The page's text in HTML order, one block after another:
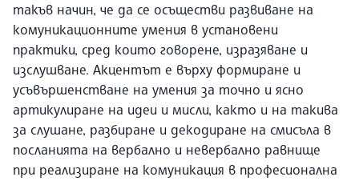
такъв начин, че да се осъществи развиване на
комуникационните умения в установени
практики, сред които говорене, изразяване и
изслушване. Акцентът е върху формиране и
усъвършенстване на умения за точно и ясно
артикулиране на идеи и мисли, както и на такива
за слушане, разбиране и декодиране на смисъла в
посланията на вербално и невербално равнище
при реализиране на комуникация в професионална